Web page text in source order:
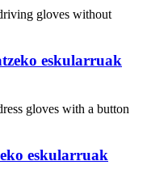
eskularruak
eskularruak